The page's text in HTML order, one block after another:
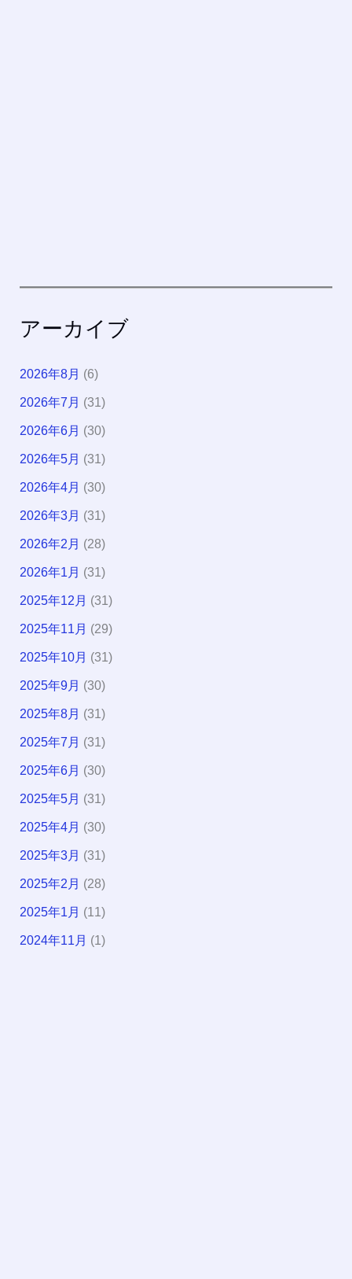
アーカイブ
2026年8月 (6)
2026年7月 (31)
2026年6月 (30)
2026年5月 (31)
2026年4月 (30)
2026年3月 (31)
2026年2月 (28)
2026年1月 (31)
2025年12月 (31)
2025年11月 (29)
2025年10月 (31)
2025年9月 (30)
2025年8月 (31)
2025年7月 (31)
2025年6月 (30)
2025年5月 (31)
2025年4月 (30)
2025年3月 (31)
2025年2月 (28)
2025年1月 (11)
2024年11月 (1)